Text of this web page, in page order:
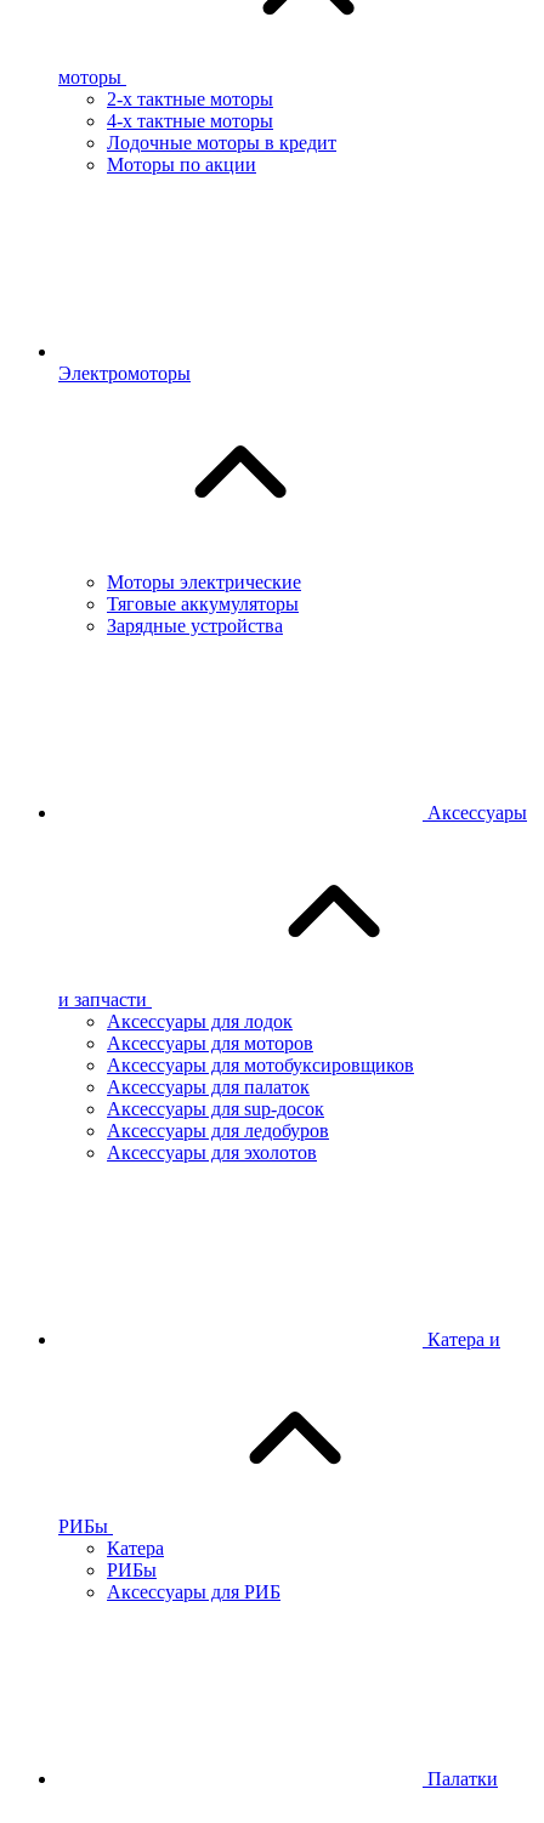
моторы
2-х тактные моторы
4-х тактные моторы
Лодочные моторы в кредит
Моторы по акции
Электромоторы
Моторы электрические
Тяговые аккумуляторы
Зарядные устройства
Аксессуары
и запчасти
Аксессуары для лодок
Аксессуары для моторов
Аксессуары для мотобуксировщиков
Аксессуары для палаток
Аксессуары для sup-досок
Аксессуары для ледобуров
Аксессуары для эхолотов
Катера и
РИБы
Катера
РИБы
Аксессуары для РИБ
Палатки